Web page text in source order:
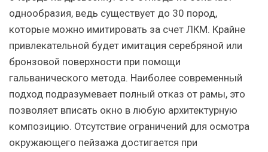
однообразия, ведь существует до 30 пород,
которые можно имитировать за счет ЛКМ. Крайне
привлекательной будет имитация серебряной или
бронзовой поверхности при помощи
гальванического метода. Наиболее современный
подход подразумевает полный отказ от рамы, это
позволяет вписать окно в любую архитектурную
композицию. Отсутствие ограничений для осмотра
окружающего пейзажа достигается при